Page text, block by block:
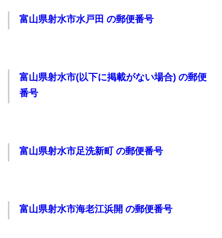
富山県射水市水戸田 の郵便番号
富山県射水市(以下に掲載がない場合) の郵便
番号
富山県射水市足洗新町 の郵便番号
富山県射水市海老江浜開 の郵便番号